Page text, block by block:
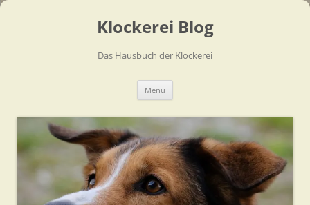
Klockerei Blog
Das Hausbuch der Klockerei
Menü